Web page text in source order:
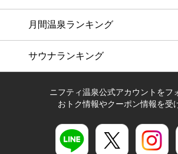
月間温泉ランキング
サウナランキング
ニフティ温泉公式アカウントをフ
おトク情報やクーポン情報を受